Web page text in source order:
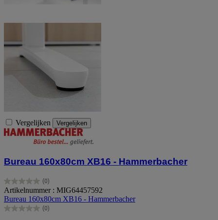
Vergelijken Vergelijken
Bureau 160x80cm XB16 - Hammerbacher
(0)
0.0
van
de
5
Artikelnummer : MIG64457592
Bureau 160x80cm XB16 - Hammerbacher
(0)
0.0